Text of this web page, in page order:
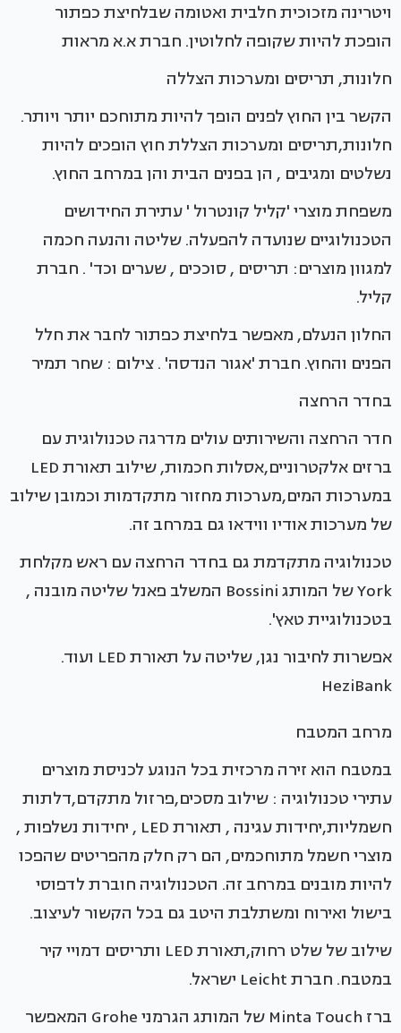
ויטרינה מזכוכית חלבית ואטומה שבלחיצת כפתור
הופכת להיות שקופה לחלוטין. חברת א.א מראות
חלונות, תריסים ומערכות הצללה
הקשר בין החוץ לפנים הופך להיות מתוחכם יותר ויותר.
חלונות,תריסים ומערכות הצללת חוץ הופכים להיות
נשלטים ומגיבים , הן בפנים הבית והן במרחב החוץ.
משפחת מוצרי 'קליל קונטרול ' עתירת החידושים
הטכנולוגיים שנועדה להפעלה. שליטה והנעה חכמה
למגוון מוצרים: תריסים , סוככים , שערים וכד' . חברת
קליל.
החלון הנעלם, מאפשר בלחיצת כפתור לחבר את חלל
הפנים והחוץ. חברת 'אגור הנדסה' . צילום : שחר תמיר
בחדר הרחצה
חדר הרחצה והשירותים עולים מדרגה טכנולוגית עם
ברזים אלקטרוניים,אסלות חכמות, שילוב תאורת LED
במערכות המים,מערכות מחזור מתקדמות וכמובן שילוב
של מערכות אודיו ווידאו גם במרחב זה.
טכנולוגיה מתקדמת גם בחדר הרחצה עם ראש מקלחת
York של המותג Bossini המשלב פאנל שליטה מובנה ,
בטכנולוגיית טאץ'.
אפשרות לחיבור נגן, שליטה על תאורת LED ועוד.
HeziBank
מרחב המטבח
במטבח הוא זירה מרכזית בכל הנוגע לכניסת מוצרים
עתירי טכנולוגיה : שילוב מסכים,פרזול מתקדם,דלתות
חשמליות,יחידות עגינה , תאורת LED , יחידות נשלפות ,
מוצרי חשמל מתוחכמים, הם רק חלק מהפריטים שהפכו
להיות מובנים במרחב זה. הטכנולוגיה חוברת לדפוסי
בישול ואירוח ומשתלבת היטב גם בכל הקשור לעיצוב.
שילוב של שלט רחוק,תאורת LED ותריסים דמויי קיר
במטבח. חברת Leicht ישראל.
ברז Minta Touch של המותג הגרמני Grohe המאפשר